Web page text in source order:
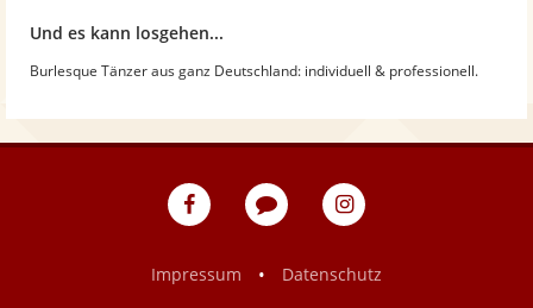
Und es kann losgehen...
Burlesque Tänzer aus ganz Deutschland: individuell & professionell.
eventpeppers
Blog
eventpeppers
Impressum
• Datenschutz